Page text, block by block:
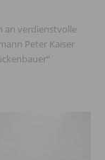
an verdienstvolle
Peter Kaiser